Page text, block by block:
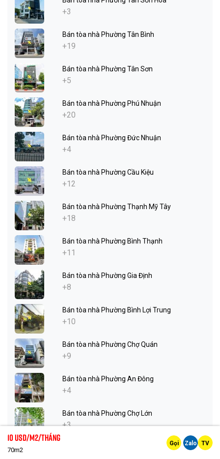
+3
Bán tòa nhà Phường Tân Bình
+19
Bán tòa nhà Phường Tân Sơn
+5
Bán tòa nhà Phường Phú Nhuận
+20
Bán tòa nhà Phường Đức Nhuận
+4
Bán tòa nhà Phường Cầu Kiệu
+12
Bán tòa nhà Phường Thạnh Mỹ Tây
+18
Bán tòa nhà Phường Bình Thạnh
+11
Bán tòa nhà Phường Gia Định
+8
Bán tòa nhà Phường Bình Lợi Trung
+10
Bán tòa nhà Phường Chợ Quán
+9
Bán tòa nhà Phường An Đông
+4
Bán tòa nhà Phường Chợ Lớn
+3
10 Usd/m2/tháng
70m2
Gọi Zalo TV